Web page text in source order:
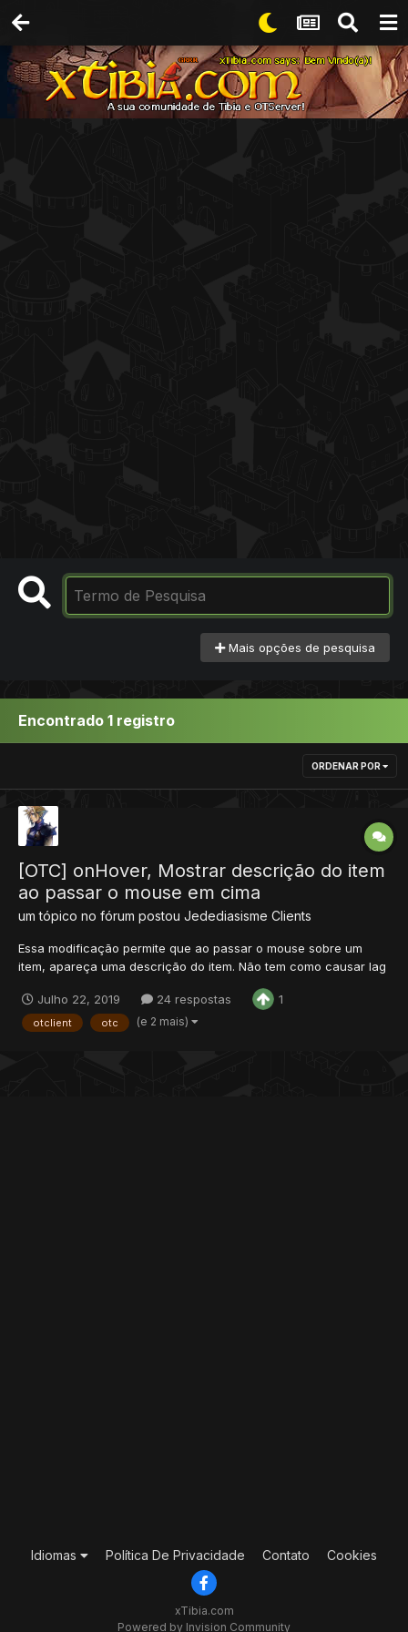
Mais opções de pesquisa
Encontrado 1 registro
ORDENAR POR
[OTC] onHover, Mostrar descrição do item
ao passar o mouse em cima
um tópico no fórum postou Jedediasisme Clients
Essa modificação permite que ao passar o mouse sobre um
item, apareça uma descrição do item. Não tem como causar lag
do arquivo na TAG itemsList Vai em
otclient/modules/game_interface/widgets e abra o arquivo
Julho 22, 2019 24 respostas 1
otclient otc (e 2 mais)
Idiomas Política De Privacidade Contato Cookies
xTibia.com
Powered by Invision Community